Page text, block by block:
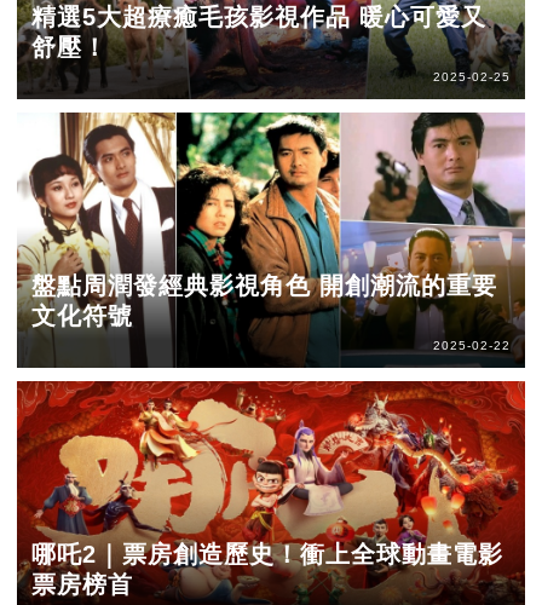
精選5大超療癒毛孩影視作品 暖心可愛又
舒壓！
2025-02-25
盤點周潤發經典影視角色 開創潮流的重要
文化符號
2025-02-22
哪吒2｜票房創造歷史！衝上全球動畫電影
票房榜首